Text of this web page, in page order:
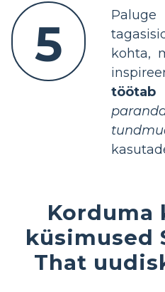
5
kohta,
töötab
Korduma
küsimused
That